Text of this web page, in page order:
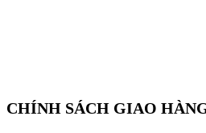
CHÍNH SÁCH GIAO